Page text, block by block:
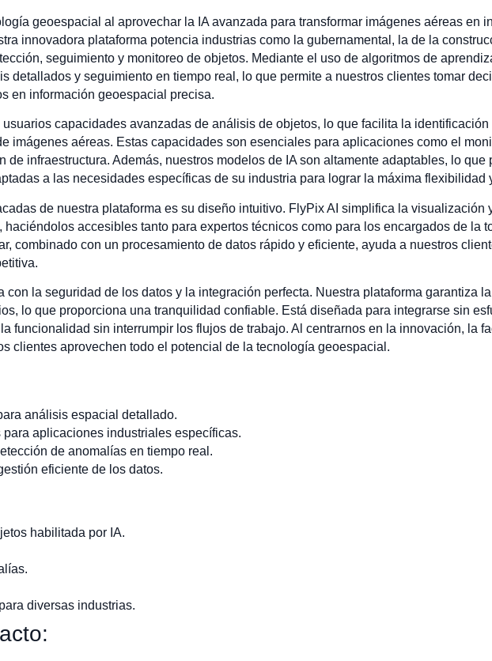
geoespacial al aprovechar la IA avanzada para transformar imágenes aéreas en
innovadora plataforma potencia industrias como la gubernamental, la de la
seguimiento y monitoreo de objetos. Mediante el uso de algoritmos de
detallados y seguimiento en tiempo real, lo que permite a nuestros clientes tomar
en información geoespacial precisa.
capacidades avanzadas de análisis de objetos, lo que facilita la identificación
imágenes aéreas. Estas capacidades son esenciales para aplicaciones como el
infraestructura. Además, nuestros modelos de IA son altamente adaptables, lo que
a las necesidades específicas de su industria para lograr la máxima flexibilidad
de nuestra plataforma es su diseño intuitivo. FlyPix AI simplifica la visualización
accesibles tanto para expertos técnicos como para los encargados de la
combinado con un procesamiento de datos rápido y eficiente, ayuda a nuestros
con la seguridad de los datos y la integración perfecta. Nuestra plataforma garantiza
lo que proporciona una tranquilidad confiable. Está diseñada para integrarse sin
funcionalidad sin interrumpir los flujos de trabajo. Al centrarnos en la innovación, la
clientes aprovechen todo el potencial de la tecnología geoespacial.
análisis espacial detallado.
aplicaciones industriales específicas.
de anomalías en tiempo real.
eficiente de los datos.
habilitada por IA.
diversas industrias.